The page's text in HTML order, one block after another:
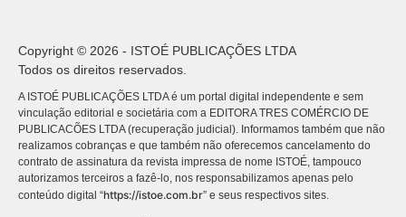
Copyright © 2026 - ISTOÉ PUBLICAÇÕES LTDA
Todos os direitos reservados.
A ISTOÉ PUBLICAÇÕES LTDA é um portal digital independente e sem
vinculação editorial e societária com a EDITORA TRES COMÉRCIO DE
PUBLICACÕES LTDA (recuperação judicial). Informamos também que não
realizamos cobranças e que também não oferecemos cancelamento do
contrato de assinatura da revista impressa de nome ISTOÉ, tampouco
autorizamos terceiros a fazê-lo, nos responsabilizamos apenas pelo
conteúdo digital “https://istoe.com.br” e seus respectivos sites.